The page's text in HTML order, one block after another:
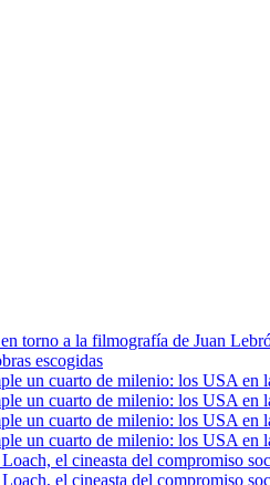
torno a la filmografía de Juan
escogidas
un cuarto de milenio: los USA en
un cuarto de milenio: los USA
un cuarto de milenio: los USA en
un cuarto de milenio: los USA en
el cineasta del compromiso
el cineasta del compromiso